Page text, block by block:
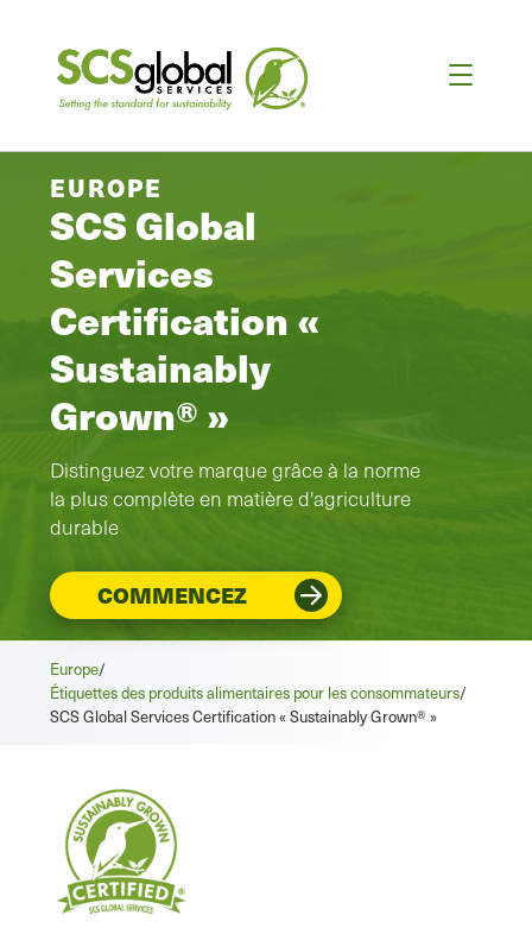
EUROPE
SCS Global
Services
Certification «
Sustainably
Grown® »
Distinguez votre marque grâce à la norme
la plus complète en matière d'agriculture
durable
COMMENCEZ
Europe/
Étiquettes des produits alimentaires pour les consommateurs/
SCS Global Services Certification « Sustainably Grown® »